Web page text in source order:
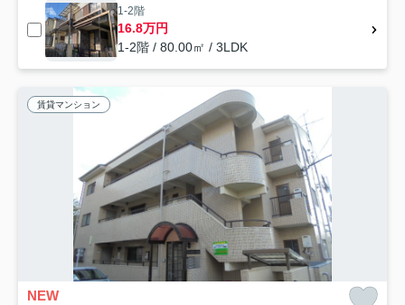
1-2階
16.8万円
1-2階 / 80.00㎡ / 3LDK
賃貸マンション
NEW